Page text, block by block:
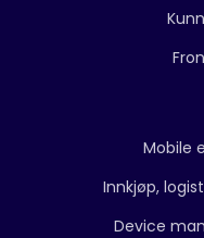
Mobile
Innkjøp,
Device